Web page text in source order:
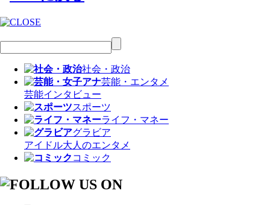
社会・政治
芸能・エンタメ
芸能インタビュー
スポーツ
ライフ・マネー
グラビア
アイドル大人のエンタメ
コミック